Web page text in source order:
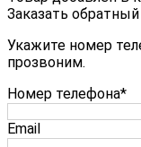
Заказать
Укажите номер
прозвоним.
Номер телефона*
Email